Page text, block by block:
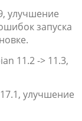
улучшение
запуска
11.2 -> 11.3,
улучшение